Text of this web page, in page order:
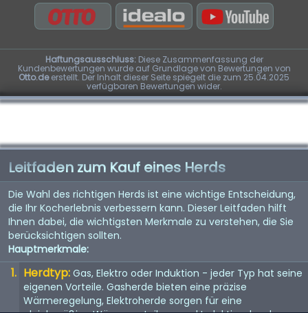
Haftungsausschluss:Diese Zusammenfassung der
Kundenbewertungen wurde auf Grundlage von Bewertungen von
Otto.deerstellt. Der Inhalt dieser Seite spiegelt die zum 25.04.2025
verfügbaren Bewertungen wider.
Leitfaden zum Kauf eines Herds
Die Wahl des richtigen Herds ist eine wichtige Entscheidung,
die Ihr Kocherlebnis verbessern kann. Dieser Leitfaden hilft
Ihnen dabei, die wichtigsten Merkmale zu verstehen, die Sie
berücksichtigen sollten.
Hauptmerkmale:
Herdtyp: Gas, Elektro oder Induktion - jeder Typ hat seine
eigenen Vorteile. Gasherde bieten eine präzise
Wärmeregelung, Elektroherde sorgen für eine